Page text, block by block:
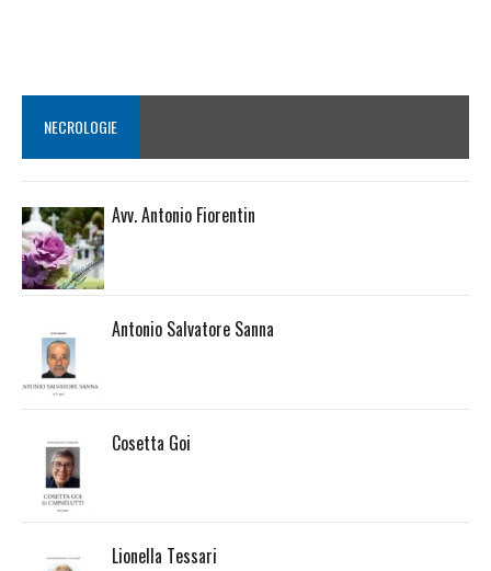
NECROLOGIE
Avv. Antonio Fiorentin
Antonio Salvatore Sanna
Cosetta Goi
Lionella Tessari